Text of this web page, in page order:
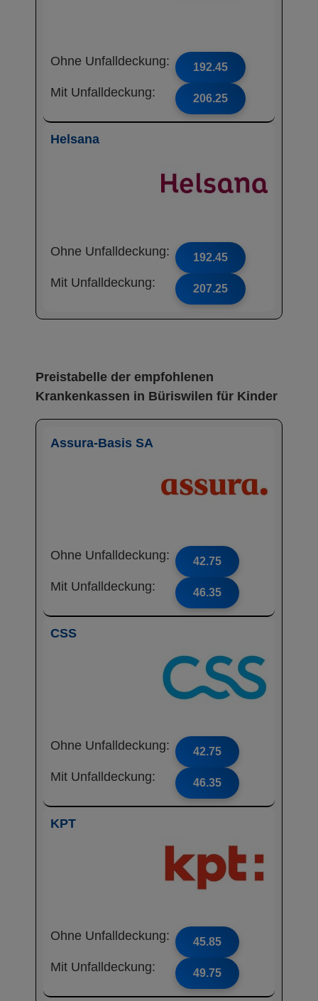
Ohne Unfalldeckung: 192.45
Mit Unfalldeckung: 206.25
Helsana
Ohne Unfalldeckung: 192.45
Mit Unfalldeckung: 207.25
Preistabelle der empfohlenen
Krankenkassen in Büriswilen für Kinder
Assura-Basis SA
Ohne Unfalldeckung: 42.75
Mit Unfalldeckung: 46.35
CSS
Ohne Unfalldeckung: 42.75
Mit Unfalldeckung: 46.35
KPT
Ohne Unfalldeckung: 45.85
Mit Unfalldeckung: 49.75